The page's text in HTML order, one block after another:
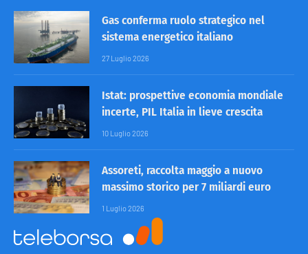
Gas conferma ruolo strategico nel
sistema energetico italiano
27 Luglio 2026
Istat: prospettive economia mondiale
incerte, PIL Italia in lieve crescita
10 Luglio 2026
Assoreti, raccolta maggio a nuovo
massimo storico per 7 miliardi euro
1 Luglio 2026